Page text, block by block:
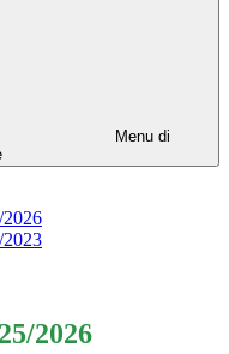
Menu di
2026
2023
2026